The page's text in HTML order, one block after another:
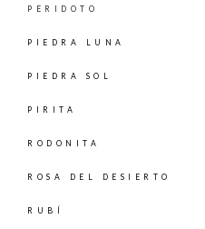
PERIDOTO
PIEDRA LUNA
PIEDRA SOL
PIRITA
RODONITA
ROSA DEL DESIERTO
RUBÍ